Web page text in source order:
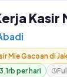
Kasir
Mie Gacoan di
per hari